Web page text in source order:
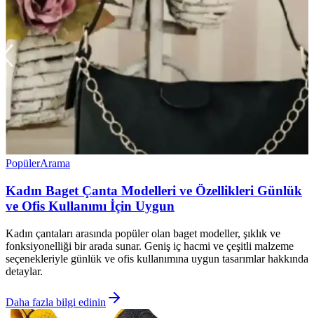
PopülerArama
Kadın Baget Çanta Modelleri ve Özellikleri Günlük
ve Ofis Kullanımı İçin Uygun
Kadın çantaları arasında popüler olan baget modeller, şıklık ve
fonksiyonelliği bir arada sunar. Geniş iç hacmi ve çeşitli malzeme
seçenekleriyle günlük ve ofis kullanımına uygun tasarımlar hakkında
detaylar.
Daha fazla bilgi edinin